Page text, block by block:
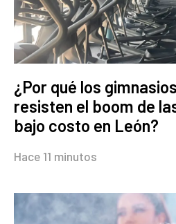
¿Por qué los
resisten el boom de
bajo costo en León?
Hace 11 minutos